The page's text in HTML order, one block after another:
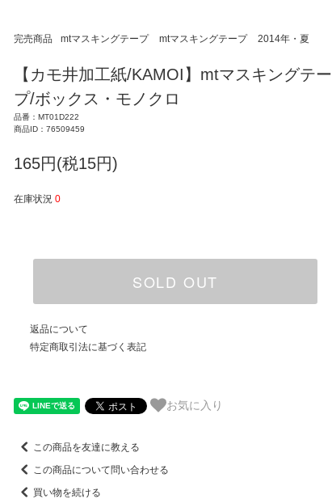
完売商品 mtマスキングテープ mtマスキングテープ 2014年・夏
【カモ井加工紙/KAMOI】mtマスキングテー
プ/ボックス・モノクロ
品番：MT01D222
商品ID：76509459
165円(税15円)
在庫状況 0
SOLD OUT
返品について
特定商取引法に基づく表記
お気に入り
この商品を友達に教える
この商品について問い合わせる
買い物を続ける